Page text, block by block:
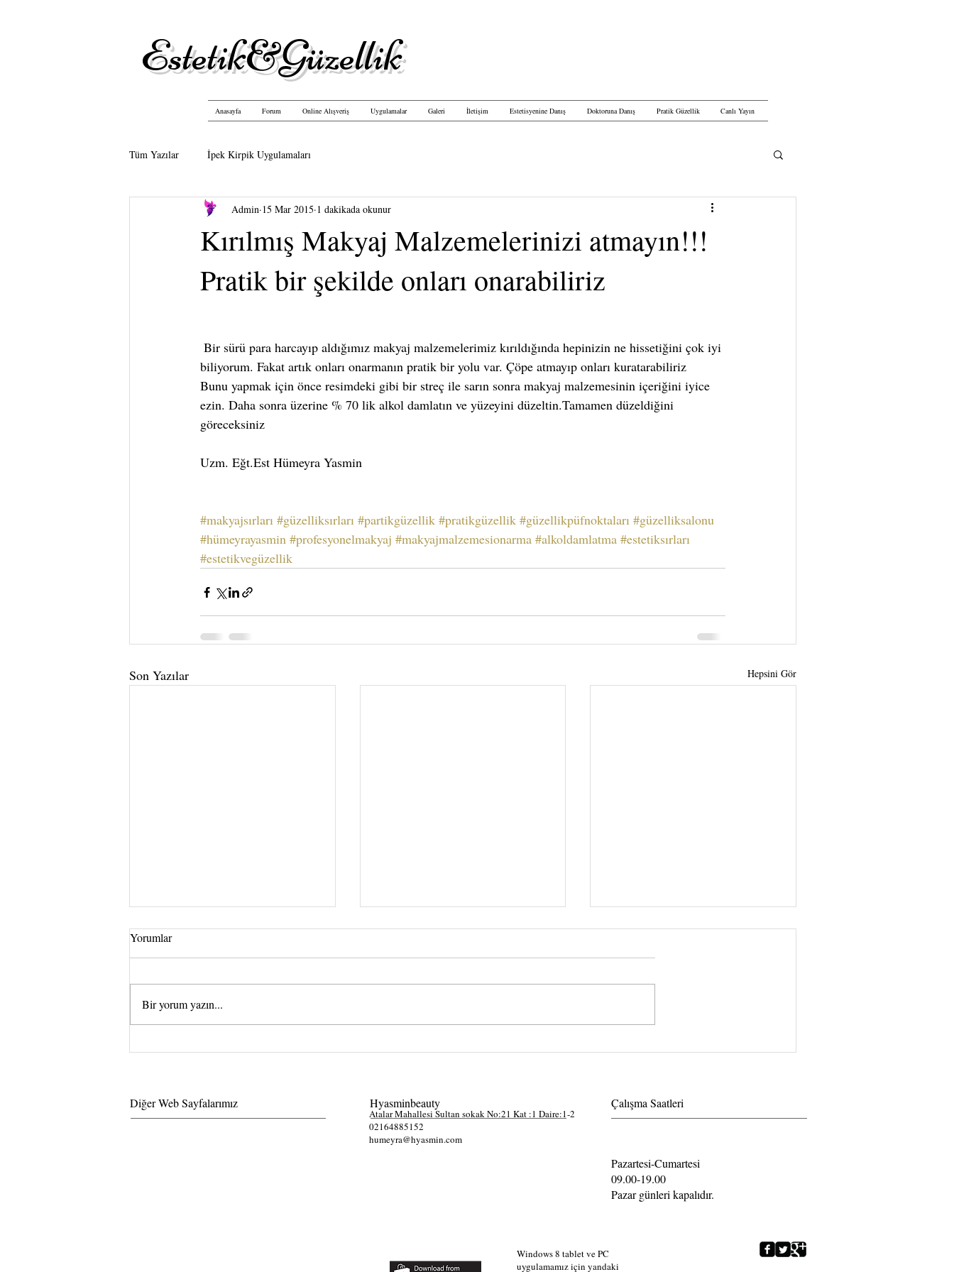
Estetik&Güzellik
Anasayfa Forum Online Alışveriş Uygulamalar Galeri İletişim Estetisyenine Danış Doktoruna Danış Pratik Güzellik Canlı Yayın
Tüm Yazılar İpek Kirpik Uygulamaları
Kırılmış Makyaj Malzemelerinizi atmayın!!!
Pratik bir şekilde onları onarabiliriz
Admin 15 Mar 2015 1 dakikada okunur
biliyorum. Fakat artık onları onarmanın pratik bir yolu var. Çöpe atmayıp onları kuratarabiliriz
Bunu yapmak için önce resimdeki gibi bir streç ile sarın sonra makyaj malzemesinin içeriğini iyice
ezin. Daha sonra üzerine % 70 lik alkol damlatın ve yüzeyini düzeltin.Tamamen düzeldiğini
göreceksiniz
Uzm. Eğt.Est Hümeyra Yasmin
#makyajsırları #güzelliksırları #partikgüzellik #pratikgüzellik #güzellikpüfnoktaları #güzelliksalonu
#hümeyrayasmin #profesyonelmakyaj #makyajmalzemesionarma #alkoldamlatma #estetiksırları
#estetikvegüzellik
Son Yazılar Hepsini Gör
Kovid -19 döneminde Protez
Kaşmir Kirpik Uygulamasında
Elle volume kirpik demeti
Yorumlar
Bir yorum yazın...
Diğer Web Sayfalarımız Hyasminbeauty
Atalar Mahallesi Sultan sokak No:21 Kat :1 Daire:1-2
02164885152
humeyra@hyasmin.com
Çalışma Saatleri
Pazartesi-Cumartesi
09.00-19.00
Pazar günleri kapalıdır.
Windows 8 tablet ve PC
uygulamamız için yandaki